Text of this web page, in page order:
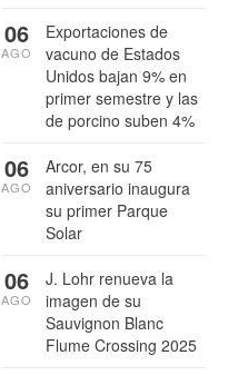
Exportaciones de
vacuno de Estados
Unidos bajan 9% en
primer semestre y las
de porcino suben 4%
06
AGO
Arcor, en su 75
aniversario inaugura
su primer Parque
Solar
06
AGO
J. Lohr renueva la
imagen de su
Sauvignon Blanc
Flume Crossing 2025
06
AGO